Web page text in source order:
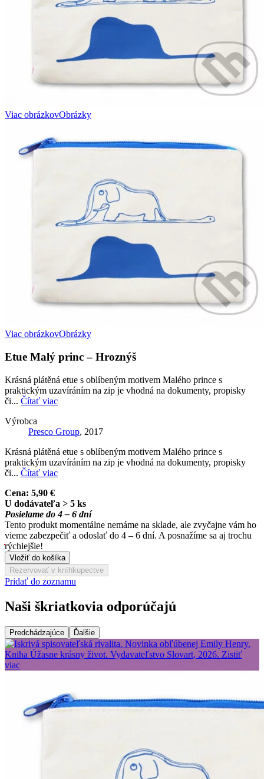
Viac obrázkovObrázky
Viac obrázkovObrázky
Etue Malý princ – Hroznýš
Krásná plátěná etue s oblíbeným motivem Malého prince s
praktickým uzavíráním na zip je vhodná na dokumenty, propisky
či... Čítať viac
Výrobca
Presco Group, 2017
Krásná plátěná etue s oblíbeným motivem Malého prince s
praktickým uzavíráním na zip je vhodná na dokumenty, propisky
či... Čítať viac
Cena: 5,90 €
U dodávateľa > 5 ks
Posielame do 4 – 6 dní
Tento produkt momentálne nemáme na sklade, ale zvyčajne vám ho
vieme zabezpečiť a odoslať do 4 – 6 dní. A posnažíme sa aj trochu
rýchlejšie!
Vložiť do košíka
Rezervovať v kníhkupectve
Pridať do zoznamu
Naši škriatkovia odporúčajú
Predchádzajúce Ďalšie